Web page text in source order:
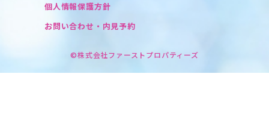
個人情報保護方針
お問い合わせ・内見予約
©株式会社ファーストプロパティーズ